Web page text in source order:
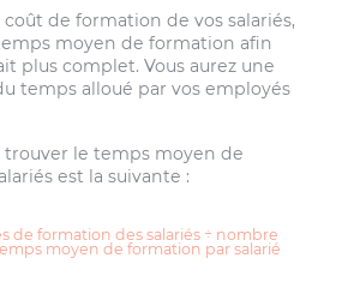
coût de formation de vos salariés,
moyen de formation afin
plus complet. Vous aurez une
temps alloué par vos employés
trouver le temps moyen de
est la suivante :
de formation des salariés ÷ nombre
moyen de formation par salarié